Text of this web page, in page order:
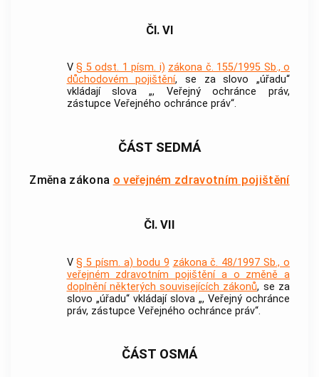
Čl. VI
V § 5 odst. 1 písm. i) zákona č. 155/1995 Sb., o
důchodovém pojištění, se za slovo „úřadu“
vkládají slova „, Veřejný ochránce práv,
zástupce Veřejného ochránce práv“.
ČÁST SEDMÁ
Změna zákona o veřejném zdravotním pojištění
Čl. VII
V§ 5 písm. a) bodu 9 zákona č. 48/1997 Sb., o
veřejném zdravotním pojištění a o změně a
doplnění některých souvisejících zákonů, se za
slovo „úřadu“ vkládají slova „, Veřejný ochránce
práv, zástupce Veřejného ochránce práv“.
ČÁST OSMÁ